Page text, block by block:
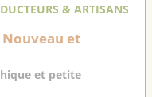
& ARTISANS
et
et petite